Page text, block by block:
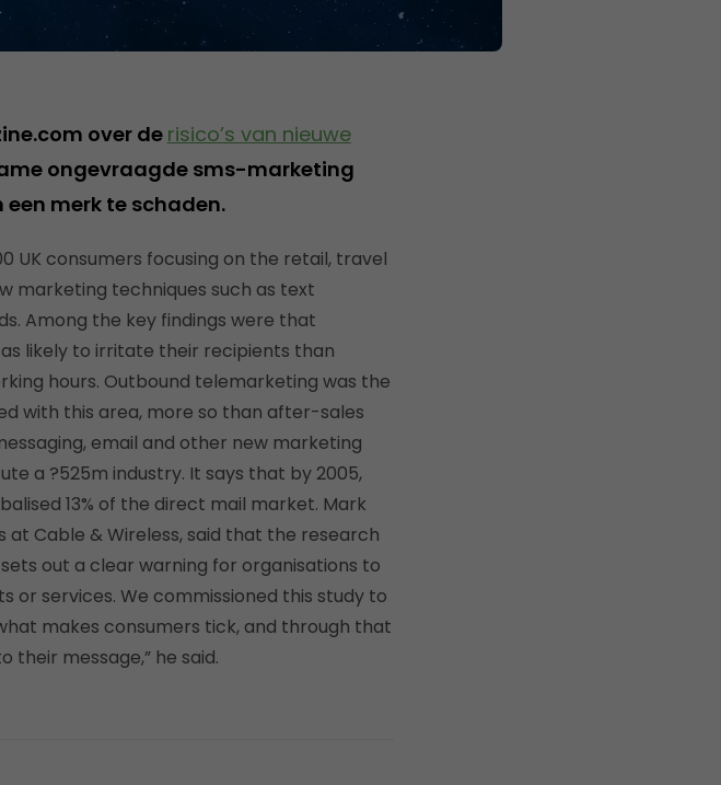
over derisico’s van nieuwe
ongevraagde sms-marketing
merk te schaden.
UK consumers focusing on the retail, travel
marketing techniques such as text
Among the key findings were that
likely to irritate their recipients than
hours. Outbound telemarketing was the
with this area, more so than after-sales
email and other new marketing
a ?525m industry. It says that by 2005,
13% of the direct mail market. Mark
Cable & Wireless, said that the research
out a clear warning for organisations to
services. We commissioned this study to
makes consumers tick, and through that
message,” he said.